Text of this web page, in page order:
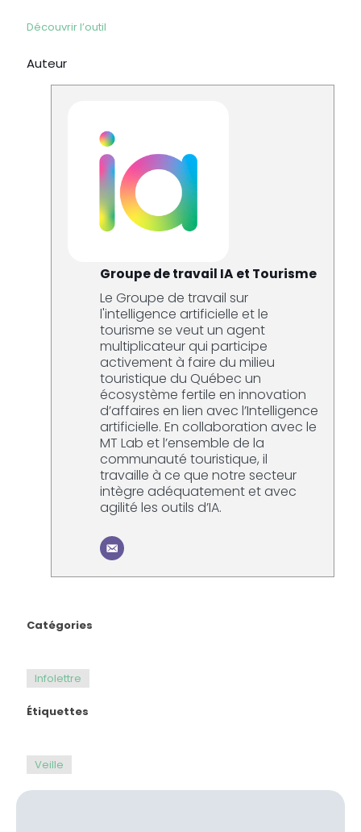
Découvrir l’outil
Auteur
Groupe de travail IA et Tourisme
Le Groupe de travail sur
l'intelligence artificielle et le
tourisme se veut un agent
multiplicateur qui participe
activement à faire du milieu
touristique du Québec un
écosystème fertile en innovation
d’affaires en lien avec l’Intelligence
artificielle. En collaboration avec le
MT Lab et l’ensemble de la
communauté touristique, il
travaille à ce que notre secteur
intègre adéquatement et avec
agilité les outils d’IA.
Catégories
Infolettre
Étiquettes
Veille